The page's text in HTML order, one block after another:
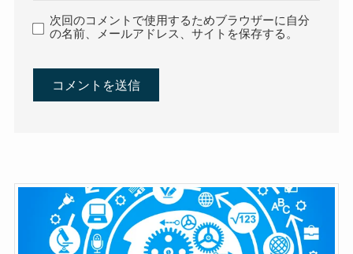
次回のコメントで使用するためブラウザーに自分
の名前、メールアドレス、サイトを保存する。